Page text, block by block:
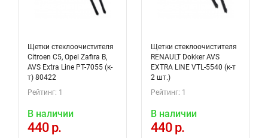
Щетки стеклоочистителя
Citroen C5, Opel Zafira B,
AVS Extra Line PT-7055 (к-
т) 80422
Рейтинг: 1
В наличии
440 р.
Щетки стеклоочистителя
RENAULT Dokker AVS
EXTRA LINE VTL-5540 (к-т
2 шт.)
Рейтинг: 1
В наличии
440 р.